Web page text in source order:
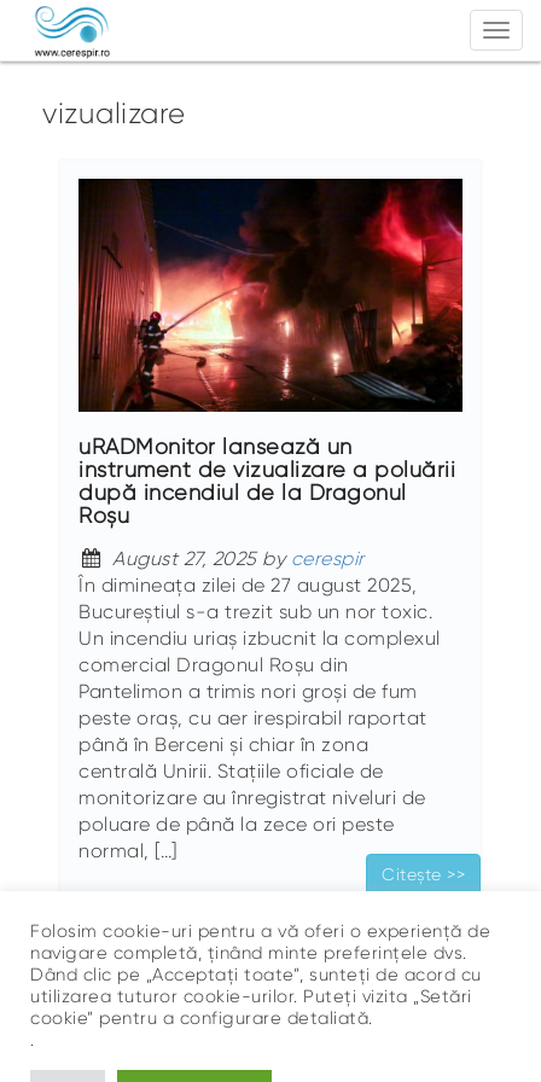
vizualizare
uRADMonitor lansează un
instrument de vizualizare a poluării
după incendiul de la Dragonul
Roșu
August 27, 2025 by cerespir
În dimineața zilei de 27 august 2025,
Bucureștiul s-a trezit sub un nor toxic.
Un incendiu uriaș izbucnit la complexul
comercial Dragonul Roșu din
Pantelimon a trimis nori groși de fum
peste oraș, cu aer irespirabil raportat
până în Berceni și chiar în zona
centrală Unirii. Stațiile oficiale de
monitorizare au înregistrat niveluri de
poluare de până la zece ori peste
normal, […]
Citește >>
Folosim cookie-uri pentru a vă oferi o experiență de
navigare completă, ținând minte preferințele dvs.
Dând clic pe „Acceptați toate”, sunteți de acord cu
utilizarea tuturor cookie-urilor. Puteți vizita „Setări
cookie” pentru a configurare detaliată.
.